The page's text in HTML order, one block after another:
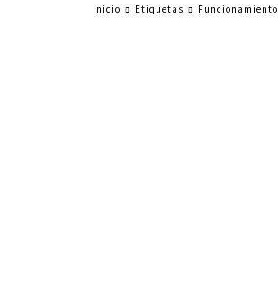
Inicio Etiquetas Funcionamiento